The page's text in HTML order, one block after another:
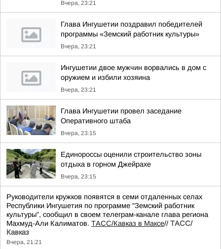
Вчера, 23:21
Глава Ингушетии поздравил победителей
программы «Земский работник культуры»
Вчера, 23:21
Ингушетии двое мужчин ворвались в дом с
оружием и избили хозяина
Вчера, 23:21
Глава Ингушетии провел заседание
Оперативного штаба
Вчера, 23:15
Единороссы оценили строительство зоны
отдыха в горном Джейрахе
Вчера, 23:15
Руководители кружков появятся в семи отдаленных селах
Республики Ингушетия по программе "Земский работник
культуры", сообщил в своем телеграм-канале глава региона
Махмуд-Али Калиматов. ТАСС/Кавказ в Максе// ТАСС/
Кавказ
Вчера, 21:21